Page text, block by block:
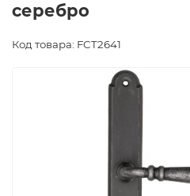
серебро
Код товара: FCT2641